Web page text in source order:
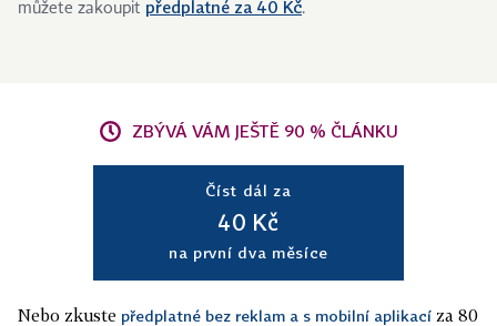
můžete zakoupit předplatné za 40 Kč.
ZBÝVÁ VÁM JEŠTĚ 90 % ČLÁNKU
Číst dál za
40 Kč
na první dva měsíce
Nebo zkuste předplatné bez reklam a s mobilní aplikací za 80